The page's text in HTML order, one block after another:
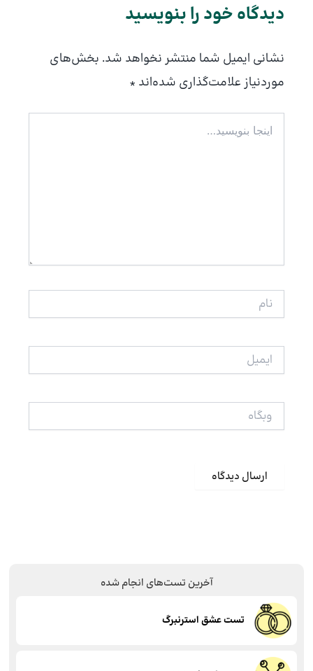
دیدگاه‌ خود را بنویسید
نشانی ایمیل شما منتشر نخواهد شد. بخش‌های
موردنیاز علامت‌گذاری شده‌اند *
اینجا
بنویسید…
ایمیل
وبگاه
آخرین تست‌های انجام شده
تست عشق استرنبرگ